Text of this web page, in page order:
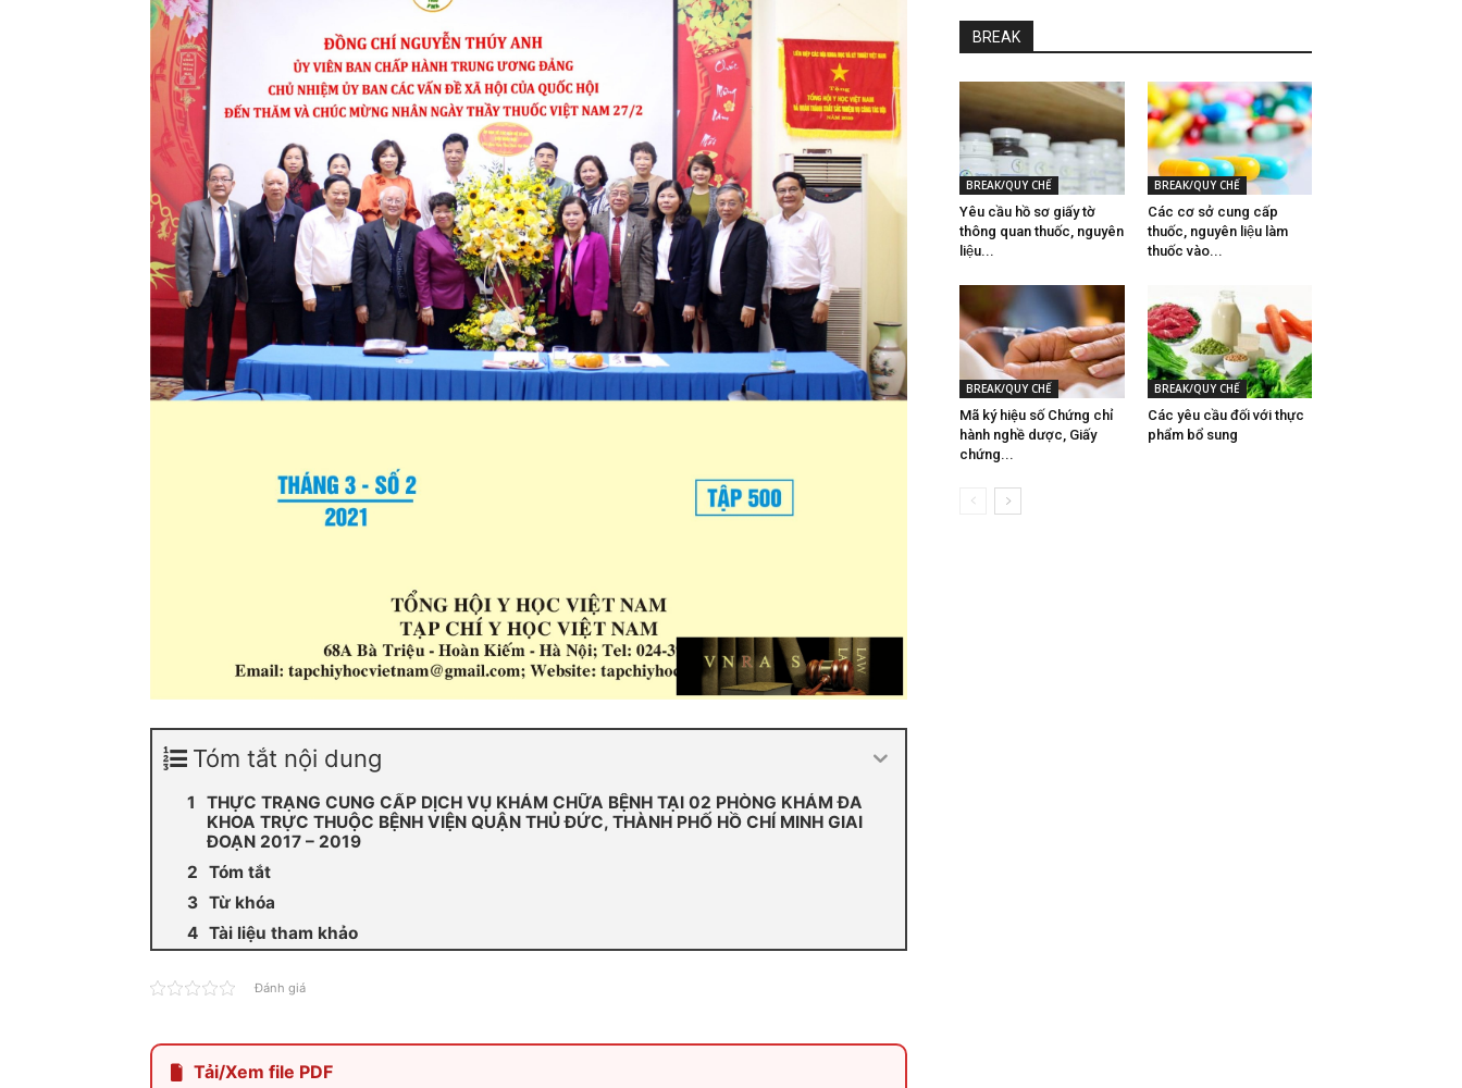
Tóm tắt nội dung
THỰC TRẠNG CUNG CẤP DỊCH VỤ KHÁM CHỮA BỆNH TẠI 02 PHÒNG KHÁM ĐA
KHOA TRỰC THUỘC BỆNH VIỆN QUẬN THỦ ĐỨC, THÀNH PHỐ HỒ CHÍ MINH GIAI
ĐOẠN 2017 – 2019
Tóm tắt
Từ khóa
Tài liệu tham khảo
Đánh giá
Tải/Xem file PDF
BREAK
BREAK/QUY CHẾ
Yêu cầu hồ sơ giấy tờ
thông quan thuốc, nguyên
liệu...
BREAK/QUY CHẾ
Các cơ sở cung cấp
thuốc, nguyên liệu làm
thuốc vào...
BREAK/QUY CHẾ
Mã ký hiệu số Chứng chỉ
hành nghề dược, Giấy
chứng...
BREAK/QUY CHẾ
Các yêu cầu đối với thực
phẩm bổ sung